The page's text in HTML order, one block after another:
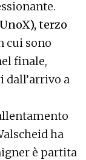
terzo
cui sono
finale,
dall’arrivo a
ha
è partita